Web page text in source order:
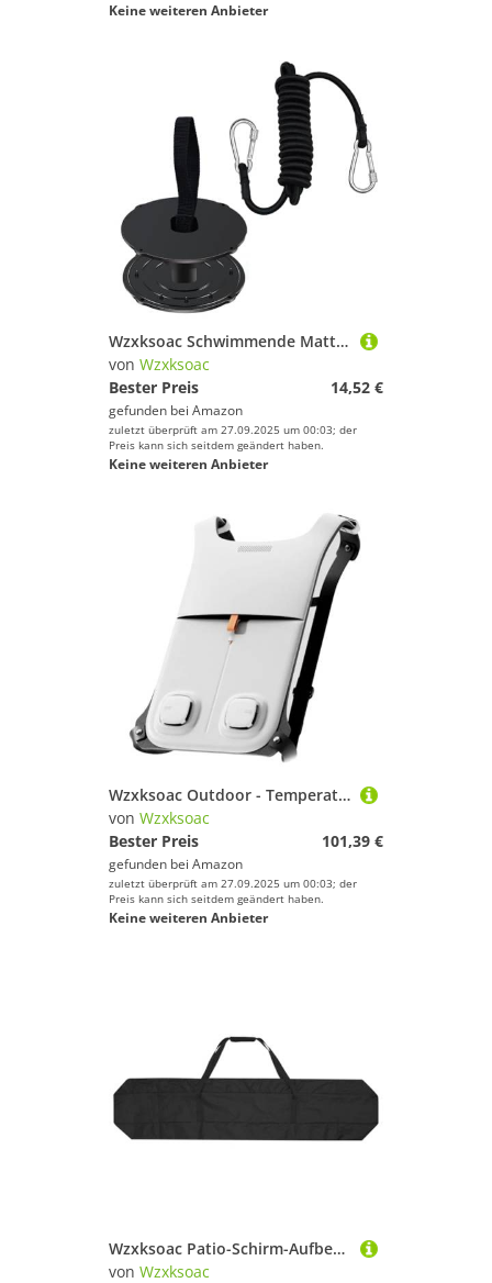
Keine weiteren Anbieter
Wzxksoac Schwimmende Matte Tether Floating Water Matte Tether Kits für Alle Schaumstoffwasserpolster Tragbare Schwimmende Matte Grommet Kit, Schwimmende Matten
von Wzxksoac
Bester Preis
14,52 €
gefunden bei Amazon
zuletzt überprüft am 27.09.2025 um 00:03; der
Preis kann sich seitdem geändert haben.
Keine weiteren Anbieter
Wzxksoac Outdoor - Temperaturreduktion Klimaanzug Anzug Rückenblock Halbleiterkühlung Neues 2025 Modell
von Wzxksoac
Bester Preis
101,39 €
gefunden bei Amazon
zuletzt überprüft am 27.09.2025 um 00:03; der
Preis kann sich seitdem geändert haben.
Keine weiteren Anbieter
Wzxksoac Patio-Schirm-Aufbewahrungstasche, Universelle Strandschirmtasche mit Gepolstertem Tragegurt.
von Wzxksoac